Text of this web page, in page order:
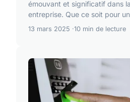
émouvant et significatif dans
entreprise. Que ce soit pour
13 mars 2025 10 min de lecture